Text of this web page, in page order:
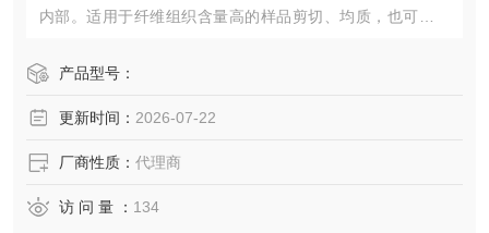
内部。适用于纤维组织含量高的样品剪切、均质，也可用于
产品型号：
更新时间： 2026-07-22
厂商性质： 代理商
访 问 量 ： 134